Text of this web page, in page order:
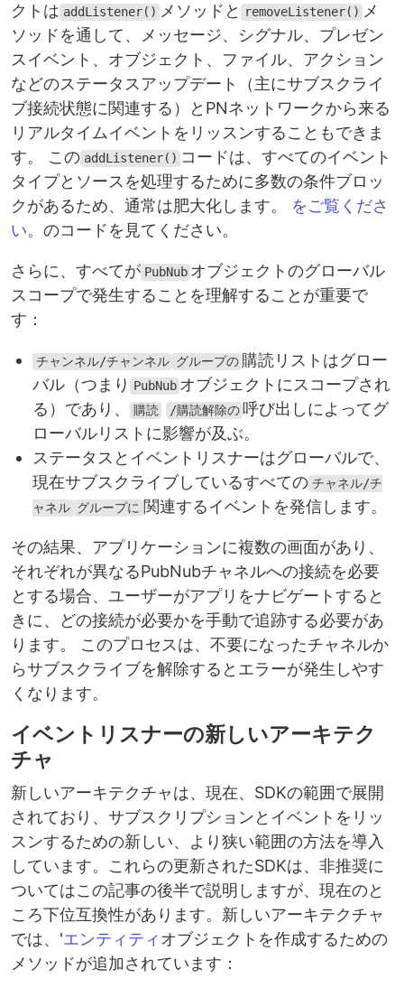
クトは addListener() メソッドと removeListener() メ
ソッドを通して、メッセージ、シグナル、プレゼン
スイベント、オブジェクト、ファイル、アクション
などのステータスアップデート（主にサブスクライ
ブ接続状態に関連する）とPNネットワークから来る
リアルタイムイベントをリッスンすることもできま
す。 この addListener() コードは、すべてのイベント
タイプとソースを処理するために多数の条件ブロッ
クがあるため、通常は肥大化します。 をご覧くださ
い。 のコードを見てください。
さらに、すべてが PubNub オブジェクトのグローバル
スコープで発生することを理解することが重要で
す：
チャンネル/チャンネル グループの 購読リストはグロー
バル（つまり PubNub オブジェクトにスコープされ
る）であり、
購読 /購読解除の 呼び出しによってグ
ローバルリストに影響が及ぶ。
ステータスとイベントリスナーはグローバルで、
現在サブスクライブしているすべての チャネル/チ
ャネル グループに 関連するイベントを発信します。
その結果、アプリケーションに複数の画面があり、
それぞれが異なるPubNubチャネルへの接続を必要
とする場合、ユーザーがアプリをナビゲートすると
きに、どの接続が必要かを手動で追跡する必要があ
ります。 このプロセスは、不要になったチャネルか
らサブスクライブを解除するとエラーが発生しやす
くなります。
イベントリスナーの新しいアーキテク
チャ
新しいアーキテクチャは、現在、SDKの範囲で展開
されており、サブスクリプションとイベントをリッ
スンするための新しい、より狭い範囲の方法を導入
しています。これらの更新されたSDKは、非推奨に
ついてはこの記事の後半で説明しますが、現在のと
ころ下位互換性があります。新しいアーキテクチャ
では、'エンティティオブジェクトを作成するための
メソッドが追加されています：